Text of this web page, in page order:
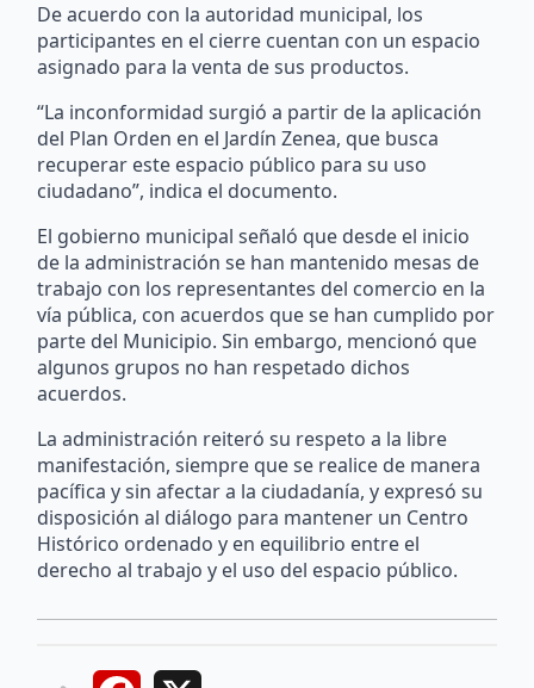
De acuerdo con la autoridad municipal, los
participantes en el cierre cuentan con un espacio
asignado para la venta de sus productos.
“La inconformidad surgió a partir de la aplicación
del Plan Orden en el Jardín Zenea, que busca
recuperar este espacio público para su uso
ciudadano”, indica el documento.
El gobierno municipal señaló que desde el inicio
de la administración se han mantenido mesas de
trabajo con los representantes del comercio en la
vía pública, con acuerdos que se han cumplido por
parte del Municipio. Sin embargo, mencionó que
algunos grupos no han respetado dichos
acuerdos.
La administración reiteró su respeto a la libre
manifestación, siempre que se realice de manera
pacífica y sin afectar a la ciudadanía, y expresó su
disposición al diálogo para mantener un Centro
Histórico ordenado y en equilibrio entre el
derecho al trabajo y el uso del espacio público.